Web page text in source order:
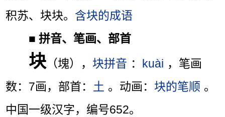
积苏、块块。 含块的成语
■拼音、笔画、部首
块 （塊）， 块拼音 ： kuài ，笔画
数：7画，部首： 土 。动画： 块的笔顺 。
中国一级汉字，编号652。